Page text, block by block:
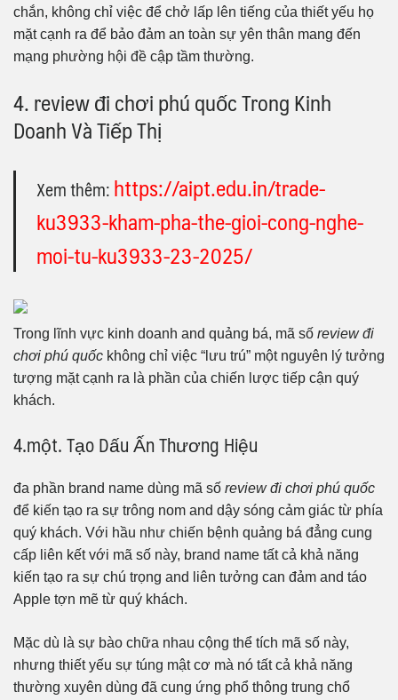
chắn, không chỉ việc để chở lấp lên tiếng của thiết yếu họ
mặt cạnh ra để bảo đảm an toàn sự yên thân mang đến
mạng phường hội đề cập tầm thường.
4. review đi chơi phú quốc Trong Kinh
Doanh Và Tiếp Thị
Xem thêm:https://aipt.edu.in/trade-
ku3933-kham-pha-the-gioi-cong-nghe-
moi-tu-ku3933-23-2025/
Trong lĩnh vực kinh doanh and quảng bá, mã số review đi
chơi phú quốc không chỉ việc “lưu trú” một nguyên lý tưởng
tượng mặt cạnh ra là phần của chiến lược tiếp cận quý
khách.
4.một. Tạo Dấu Ấn Thương Hiệu
đa phần brand name dùng mã số review đi chơi phú quốc
để kiến tạo ra sự trông nom and dậy sóng cảm giác từ phía
quý khách. Với hầu như chiến bệnh quảng bá đẳng cung
cấp liên kết với mã số này, brand name tất cả khả năng
kiến tạo ra sự chú trọng and liên tưởng can đảm and táo
Apple tợn mẽ từ quý khách.
Mặc dù là sự bào chữa nhau cộng thể tích mã số này,
nhưng thiết yếu sự túng mật cơ mà nó tất cả khả năng
thường xuyên dùng đã cung ứng phổ thông trung chổ